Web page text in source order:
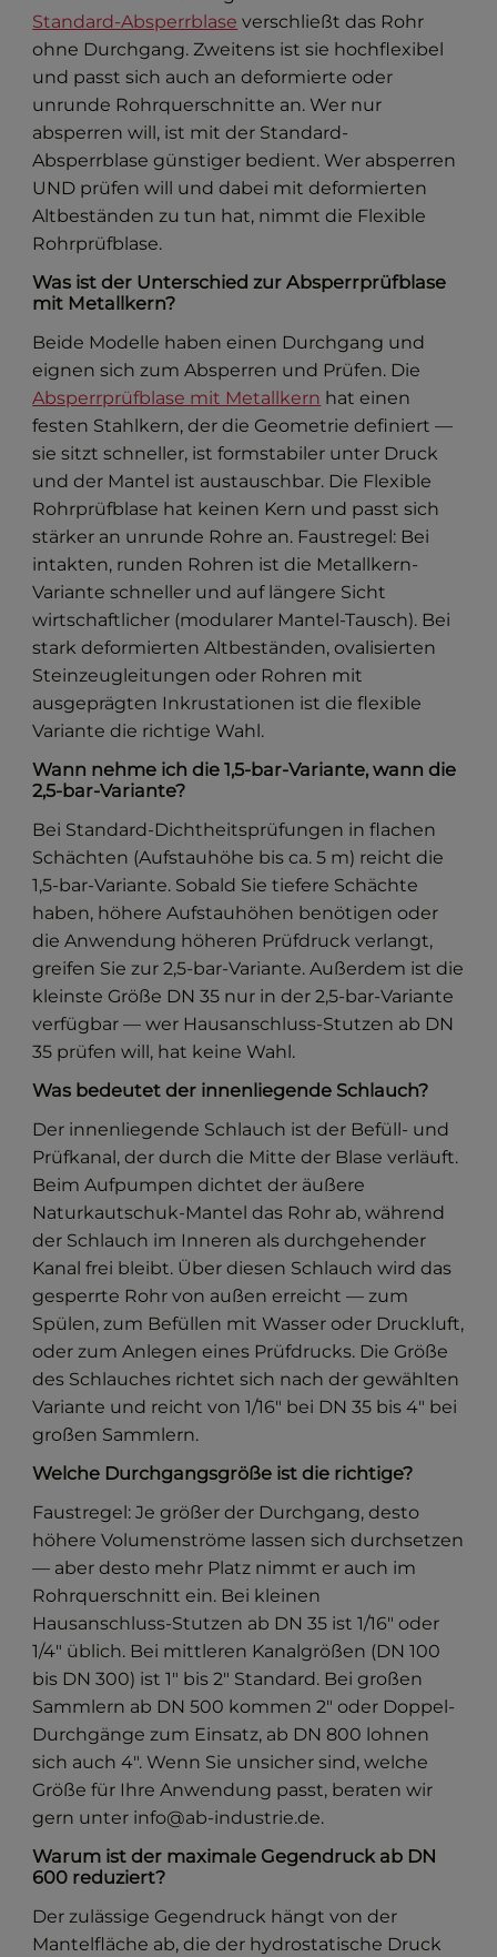
Standard-Absperrblase verschließt das Rohr
ohne Durchgang. Zweitens ist sie hochflexibel
und passt sich auch an deformierte oder
unrunde Rohrquerschnitte an. Wer nur
absperren will, ist mit der Standard-
Absperrblase günstiger bedient. Wer absperren
UND prüfen will und dabei mit deformierten
Altbeständen zu tun hat, nimmt die Flexible
Rohrprüfblase.
Was ist der Unterschied zur Absperrprüfblase
mit Metallkern?
Beide Modelle haben einen Durchgang und
eignen sich zum Absperren und Prüfen. Die
Absperrprüfblase mit Metallkern hat einen
festen Stahlkern, der die Geometrie definiert —
sie sitzt schneller, ist formstabiler unter Druck
und der Mantel ist austauschbar. Die Flexible
Rohrprüfblase hat keinen Kern und passt sich
stärker an unrunde Rohre an. Faustregel: Bei
intakten, runden Rohren ist die Metallkern-
Variante schneller und auf längere Sicht
wirtschaftlicher (modularer Mantel-Tausch). Bei
stark deformierten Altbeständen, ovalisierten
Steinzeugleitungen oder Rohren mit
ausgeprägten Inkrustationen ist die flexible
Variante die richtige Wahl.
Wann nehme ich die 1,5-bar-Variante, wann die
2,5-bar-Variante?
Bei Standard-Dichtheitsprüfungen in flachen
Schächten (Aufstauhöhe bis ca. 5 m) reicht die
1,5-bar-Variante. Sobald Sie tiefere Schächte
haben, höhere Aufstauhöhen benötigen oder
die Anwendung höheren Prüfdruck verlangt,
greifen Sie zur 2,5-bar-Variante. Außerdem ist die
kleinste Größe DN 35 nur in der 2,5-bar-Variante
verfügbar — wer Hausanschluss-Stutzen ab DN
35 prüfen will, hat keine Wahl.
Was bedeutet der innenliegende Schlauch?
Der innenliegende Schlauch ist der Befüll- und
Prüfkanal, der durch die Mitte der Blase verläuft.
Beim Aufpumpen dichtet der äußere
Naturkautschuk-Mantel das Rohr ab, während
der Schlauch im Inneren als durchgehender
Kanal frei bleibt. Über diesen Schlauch wird das
gesperrte Rohr von außen erreicht — zum
Spülen, zum Befüllen mit Wasser oder Druckluft,
oder zum Anlegen eines Prüfdrucks. Die Größe
des Schlauches richtet sich nach der gewählten
Variante und reicht von 1/16" bei DN 35 bis 4" bei
großen Sammlern.
Welche Durchgangsgröße ist die richtige?
Faustregel: Je größer der Durchgang, desto
höhere Volumenströme lassen sich durchsetzen
— aber desto mehr Platz nimmt er auch im
Rohrquerschnitt ein. Bei kleinen
Hausanschluss-Stutzen ab DN 35 ist 1/16" oder
1/4" üblich. Bei mittleren Kanalgrößen (DN 100
bis DN 300) ist 1" bis 2" Standard. Bei großen
Sammlern ab DN 500 kommen 2" oder Doppel-
Durchgänge zum Einsatz, ab DN 800 lohnen
sich auch 4". Wenn Sie unsicher sind, welche
Größe für Ihre Anwendung passt, beraten wir
gern unter info@ab-industrie.de.
Warum ist der maximale Gegendruck ab DN
600 reduziert?
Der zulässige Gegendruck hängt von der
Mantelfläche ab, die der hydrostatische Druck